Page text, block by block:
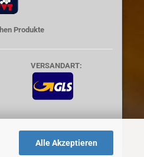
Alle Akzeptieren
Produkte
VERSANDART: